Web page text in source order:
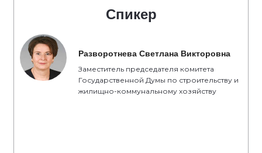
Спикер
Разворотнева Светлана Викторовна
Заместитель председателя комитета
Государственной Думы по строительству и
жилищно-коммунальному хозяйству